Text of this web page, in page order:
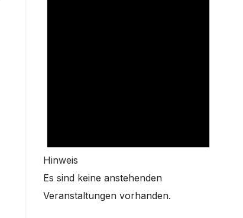
Hinweis
Es sind keine anstehenden
Veranstaltungen vorhanden.